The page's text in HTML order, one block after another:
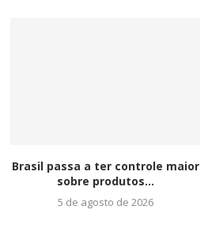
Brasil passa a ter controle maior
sobre produtos...
5 de agosto de 2026